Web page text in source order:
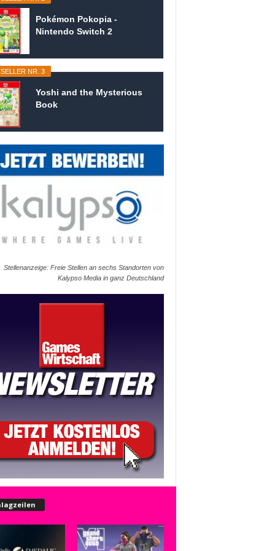
Pokémon Pokopia -
Nintendo Switch 2
NR. 3
Yoshi and the Mysterious
Book
Stellenanzeige: Freie Stellen an sechs Standorten von
Kalypso Media in ganz Deutschland